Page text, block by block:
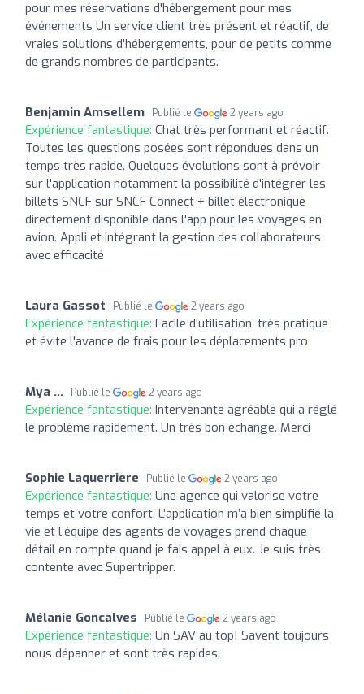
pour mes réservations d'hébergement pour mes
événements Un service client très présent et réactif, de
vraies solutions d'hébergements, pour de petits comme
de grands nombres de participants.
Benjamin Amsellem Publié le 2 years ago
Expérience fantastique: Chat très performant et réactif.
Toutes les questions posées sont répondues dans un
temps très rapide. Quelques évolutions sont à prévoir
sur l'application notamment la possibilité d'intégrer les
billets SNCF sur SNCF Connect + billet électronique
directement disponible dans l'app pour les voyages en
avion. Appli et intégrant la gestion des collaborateurs
avec efficacité
Laura Gassot Publié le 2 years ago
Expérience fantastique: Facile d'utilisation, très pratique
et évite l'avance de frais pour les déplacements pro
Mya ... Publié le 2 years ago
Expérience fantastique: Intervenante agréable qui a réglé
le problème rapidement. Un très bon échange. Merci
Sophie Laquerriere Publié le 2 years ago
Expérience fantastique: Une agence qui valorise votre
temps et votre confort. L’application m’a bien simplifié la
vie et l’équipe des agents de voyages prend chaque
détail en compte quand je fais appel à eux. Je suis très
contente avec Supertripper.
Mélanie Goncalves Publié le 2 years ago
Expérience fantastique: Un SAV au top! Savent toujours
nous dépanner et sont très rapides.